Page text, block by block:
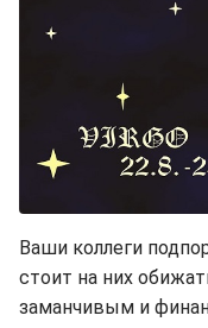
Ваши коллеги
стоит на них
заманчивым и